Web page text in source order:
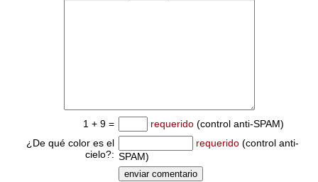
1 + 9 = requerido (control anti-SPAM)
¿De qué color es el
cielo?:
requerido (control anti-
SPAM)